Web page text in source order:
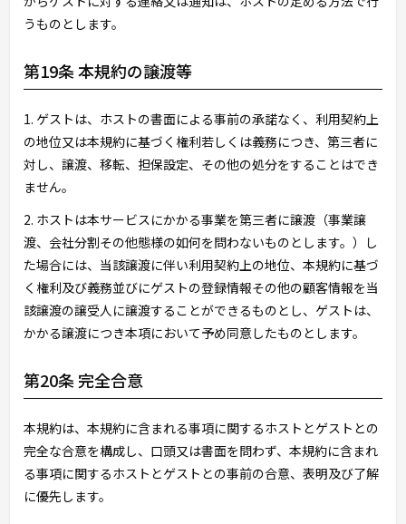
うものとします。
第19条 本規約の譲渡等
1. ゲストは、ホストの書面による事前の承諾なく、利用契約上
の地位又は本規約に基づく権利若しくは義務につき、第三者に
対し、譲渡、移転、担保設定、その他の処分をすることはでき
ません。
2. ホストは本サービスにかかる事業を第三者に譲渡（事業譲
渡、会社分割その他態様の如何を問わないものとします。）し
た場合には、当該譲渡に伴い利用契約上の地位、本規約に基づ
く権利及び義務並びにゲストの登録情報その他の顧客情報を当
該譲渡の譲受人に譲渡することができるものとし、ゲストは、
かかる譲渡につき本項において予め同意したものとします。
第20条 完全合意
本規約は、本規約に含まれる事項に関するホストとゲストとの
完全な合意を構成し、口頭又は書面を問わず、本規約に含まれ
る事項に関するホストとゲストとの事前の合意、表明及び了解
に優先します。